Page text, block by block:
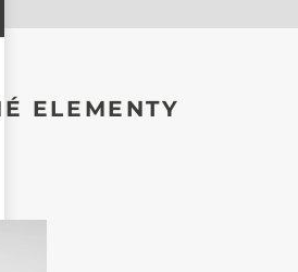
ELEMENTY